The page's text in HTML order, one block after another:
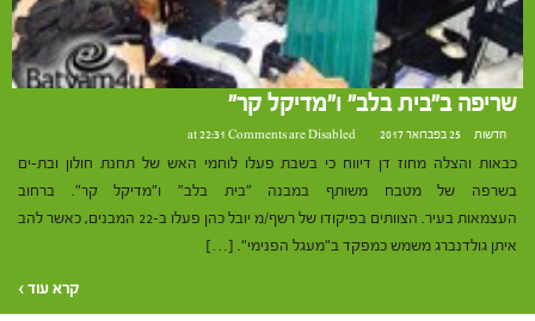
שריפה ב"בית בלב" ו"מדיקל קר"
חדשות 25 בפברואר 2017 at 22:31 Comments are Disabled
כבאות והצלה מחוז דן דיווח כי בשבת פעלו לוחמי האש של תחנת חולון ובת-ים
בשרפה של מטבח משותף במבנה "בית בלב" ו"מדיקל קר". ברחוב
העצמאות בעיר. הצוותים בפיקודו של רשף/מ יובל כהן פעלו ב-22 המבנים, כאשר להב
איתן גולדנברג משמש כמפקד ב"מעגל הפנימי". […]
קרא עוד ›